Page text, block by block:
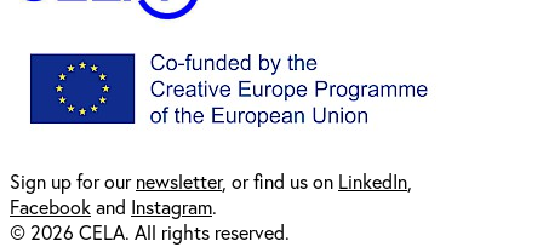
Sign up for ournewsletter, or find us on LinkedIn
Facebookand Instagram.
© 2026 CELA. All rights reserved.